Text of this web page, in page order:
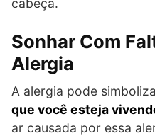
cabeça.
Sonhar Com
Alergia
A alergia pode
que você esteja
ar causada por essa